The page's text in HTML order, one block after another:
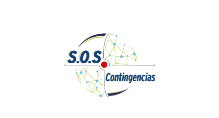
INICIO
SOBRE NOSOTROS
SERVICIOS
TECNOLOGÍA SEGURIDAD